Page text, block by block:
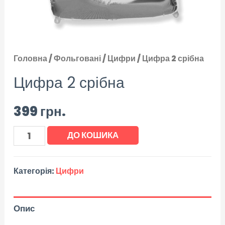
Головна/Фольговані/Цифри/ Цифра 2 срібна
Цифра 2 срібна
399грн.
ДО КОШИКА
Категорія: Цифри
Опис